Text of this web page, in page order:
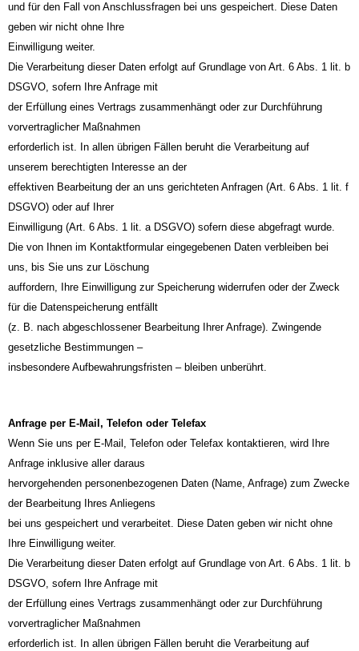
und für den Fall von Anschlussfragen bei uns gespeichert. Diese Daten
geben wir nicht ohne Ihre
Einwilligung weiter.
Die Verarbeitung dieser Daten erfolgt auf Grundlage von Art. 6 Abs. 1 lit. b
DSGVO, sofern Ihre Anfrage mit
der Erfüllung eines Vertrags zusammenhängt oder zur Durchführung
vorvertraglicher Maßnahmen
erforderlich ist. In allen übrigen Fällen beruht die Verarbeitung auf
unserem berechtigten Interesse an der
effektiven Bearbeitung der an uns gerichteten Anfragen (Art. 6 Abs. 1 lit. f
DSGVO) oder auf Ihrer
Einwilligung (Art. 6 Abs. 1 lit. a DSGVO) sofern diese abgefragt wurde.
Die von Ihnen im Kontaktformular eingegebenen Daten verbleiben bei
uns, bis Sie uns zur Löschung
auffordern, Ihre Einwilligung zur Speicherung widerrufen oder der Zweck
für die Datenspeicherung entfällt
(z. B. nach abgeschlossener Bearbeitung Ihrer Anfrage). Zwingende
gesetzliche Bestimmungen –
insbesondere Aufbewahrungsfristen – bleiben unberührt.
Anfrage per E-Mail, Telefon oder Telefax
Wenn Sie uns per E-Mail, Telefon oder Telefax kontaktieren, wird Ihre
Anfrage inklusive aller daraus
hervorgehenden personenbezogenen Daten (Name, Anfrage) zum Zwecke
der Bearbeitung Ihres Anliegens
bei uns gespeichert und verarbeitet. Diese Daten geben wir nicht ohne
Ihre Einwilligung weiter.
Die Verarbeitung dieser Daten erfolgt auf Grundlage von Art. 6 Abs. 1 lit. b
DSGVO, sofern Ihre Anfrage mit
der Erfüllung eines Vertrags zusammenhängt oder zur Durchführung
vorvertraglicher Maßnahmen
erforderlich ist. In allen übrigen Fällen beruht die Verarbeitung auf